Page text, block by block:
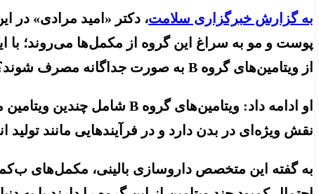
به گزارش خبرگزاری سلامت، دکتر «امید مرادی»
پوست و مو به سراغ این گروه از مکمل‌ها می‌روند؛
از ویتامین‌های گروه B به صورت جداگانه مصرف شوند؟
نقش ویژه‌ای در بدن دارد و در فرآیندهایی مانند